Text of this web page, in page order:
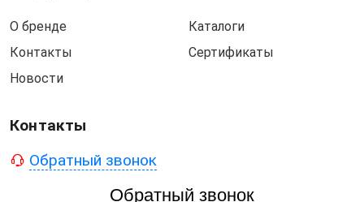
О бренде
Контакты
Новости
Каталоги
Сертификаты
Контакты
Обратный звонок
Обратный звонок